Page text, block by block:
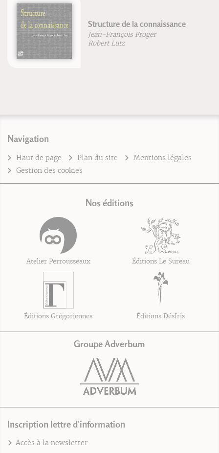
Structure de la connaissance
Jean-François Froger
Robert Lutz
Navigation
Haut de page Plan du site
Mentions légales
Gestion des cookies
Nos éditions
Atelier Perrousseaux Éditions Le Sureau
Éditions Grégoriennes Éditions DésIris
Groupe Adverbum
Inscription lettre d'information
Accès à la newsletter